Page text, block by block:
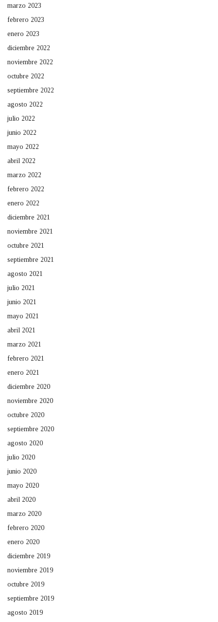
marzo 2023
febrero 2023
enero 2023
diciembre 2022
noviembre 2022
octubre 2022
septiembre 2022
agosto 2022
julio 2022
junio 2022
mayo 2022
abril 2022
marzo 2022
febrero 2022
enero 2022
diciembre 2021
noviembre 2021
octubre 2021
septiembre 2021
agosto 2021
julio 2021
junio 2021
mayo 2021
abril 2021
marzo 2021
febrero 2021
enero 2021
diciembre 2020
noviembre 2020
octubre 2020
septiembre 2020
agosto 2020
julio 2020
junio 2020
mayo 2020
abril 2020
marzo 2020
febrero 2020
enero 2020
diciembre 2019
noviembre 2019
octubre 2019
septiembre 2019
agosto 2019